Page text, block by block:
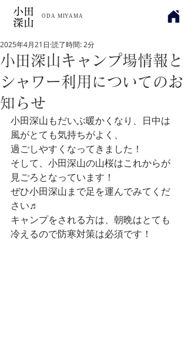
小田
深山
​ODA MIYAMA
小田深山キャンプ場情報と
シャワー利用についてのお
知らせ
2025年4月21日 読了時間: 2分
小田深山もだいぶ暖かくなり、日中は
風がとても気持ちがよく、
過ごしやすくなってきました！
そして、小田深山の山桜はこれからが
見ごろとなっています！
ぜひ小田深山まで足を運んでみてくだ
さい♬
キャンプをされる方は、朝晩はとても
冷えるので防寒対策は必須です！